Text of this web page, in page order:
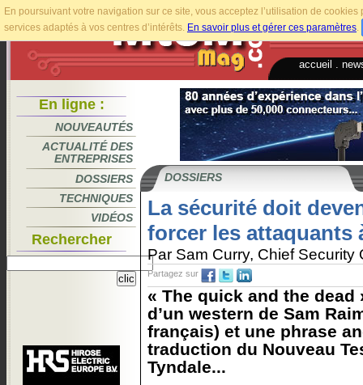
En poursuivant votre navigation sur ce site, vous acceptez l’utilisation de
services adaptés à vos centres d’intérêts. En savoir plus et gérer ces paramètres.
accueil
En ligne :
NOUVEAUTÉS
ACTUALITÉ DES
ENTREPRISES
DOSSIERS
TECHNIQUES
VIDÉOS
Rechercher
DOSSIERS
La sécurité doit
forcer les attaquants
Par Sam Curry, Chief Security
Partagez sur
« The quick and the
d’un western de Sam
français) et une phrase
traduction du Nouveau
Tyndale...